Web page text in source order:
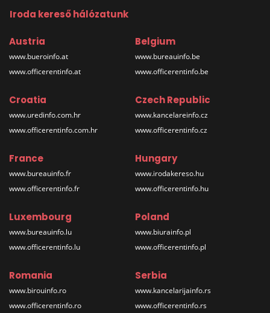
Iroda kereső hálózatunk
Austria
www.bueroinfo.at
www.officerentinfo.at
Belgium
www.bureauinfo.be
www.officerentinfo.be
Croatia
www.uredinfo.com.hr
www.officerentinfo.com.hr
Czech Republic
www.kancelareinfo.cz
www.officerentinfo.cz
France
www.bureauinfo.fr
www.officerentinfo.fr
Hungary
www.irodakereso.hu
www.officerentinfo.hu
Luxembourg
www.bureauinfo.lu
www.officerentinfo.lu
Poland
www.biurainfo.pl
www.officerentinfo.pl
Romania
www.birouinfo.ro
www.officerentinfo.ro
Serbia
www.kancelarijainfo.rs
www.officerentinfo.rs